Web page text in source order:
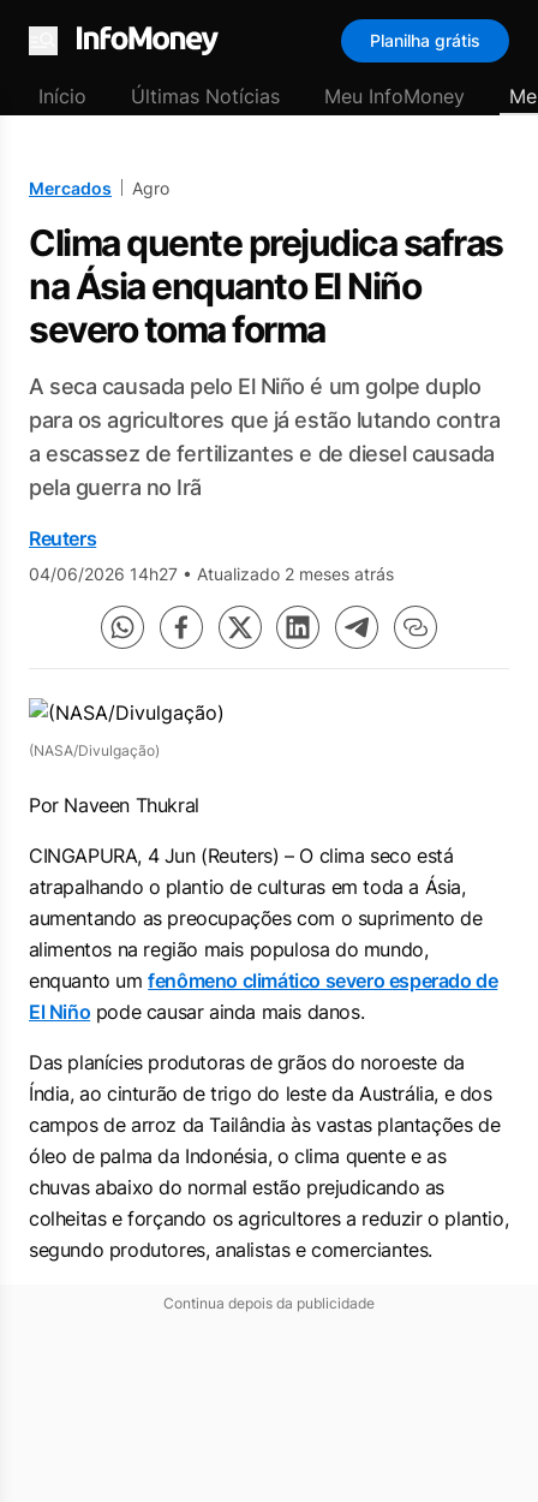
Menu
Planilha grátis
Início Últimas Notícias Meu InfoMoney
Mercados Agro
Clima quente prejudica safras
na Ásia enquanto El Niño
severo toma forma
A seca causada pelo El Niño é um golpe duplo
para os agricultores que já estão lutando contra
a escassez de fertilizantes e de diesel causada
pela guerra no Irã
Reuters
04/06/2026 14h27 • Atualizado 2 meses atrás
(NASA/Divulgação)
Por Naveen Thukral
CINGAPURA, 4 Jun (Reuters) – O clima seco está
atrapalhando o ⁠plantio de culturas em toda a Ásia,
aumentando as preocupações com o suprimento de
⁠alimentos na região mais populosa do mundo,
enquanto umfenômeno climático severo esperado de
El Niño pode causar ‌ainda mais danos.
Das planícies produtoras de grãos do noroeste da
Índia, ao cinturão de trigo do leste da Austrália, e dos
campos de arroz da Tailândia às vastas plantações de
óleo de palma da Indonésia, o clima quente e as
‌chuvas abaixo do normal estão prejudicando as
colheitas e forçando os agricultores a reduzir o plantio,
segundo produtores, analistas e comerciantes.
Continua depois da publicidade